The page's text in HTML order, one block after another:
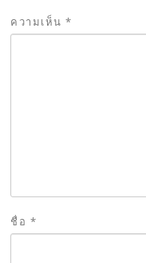
ความเห็น*
ชื่อ *